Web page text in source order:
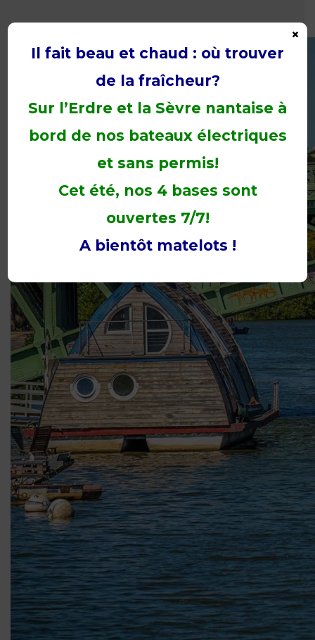
Il fait beau et chaud : où trouver
de la fraîcheur?
Sur l’Erdre et la Sèvre nantaise à
bord de nos bateaux électriques
et sans permis!
Cet été, nos 4 bases sont
ouvertes 7/7!
A bientôt matelots !
×